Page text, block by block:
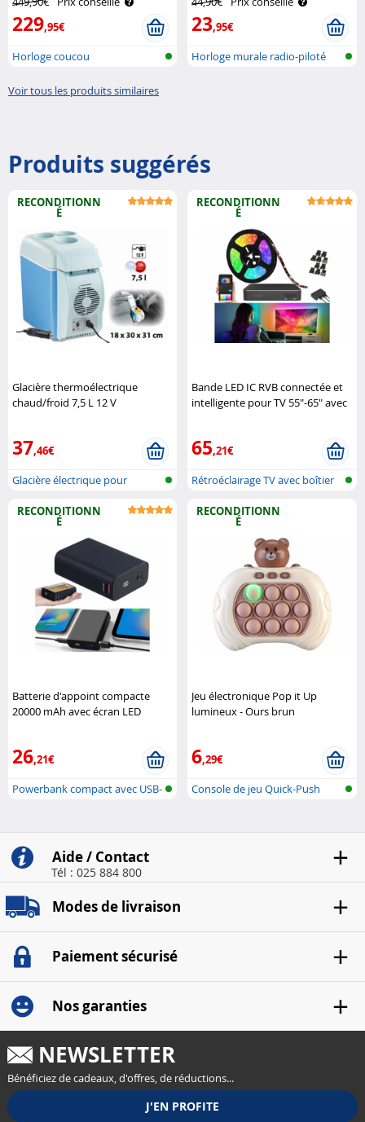
229,95€
Horloge coucou
23,95€
Horloge murale radio-piloté
Voir tous les produits similaires
Produits suggérés
RECONDITIONN
É
Glacière thermoélectrique
chaud/froid 7,5 L 12 V
37,46€
Glacière électrique pour
RECONDITIONN
É
Bande LED IC RVB connectée et
intelligente pour TV 55"-65" avec
65,21€
Rétroéclairage TV avec boîtier
RECONDITIONN
É
Batterie d'appoint compacte
20000 mAh avec écran LED
26,21€
Powerbank compact avec USB-
RECONDITIONN
É
Jeu électronique Pop it Up
lumineux - Ours brun
6,29€
Console de jeu Quick-Push
Aide / Contact
Tél : 025 884 800
Modes de livraison
Paiement sécurisé
Nos garanties
NEWSLETTER
Bénéficiez de cadeaux, d'offres, de réductions...